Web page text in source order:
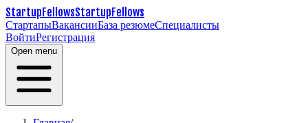
StartupFellowsStartupFellows
СтартапыВакансииБаза резюмеСпециалисты
ВойтиРегистрация
Open menu